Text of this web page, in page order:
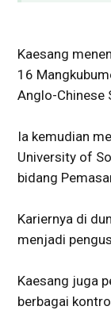
Kaesang
16
Anglo-Chinese
Ia kemudian
University of
bidang
Kariernya di
menjadi
Kaesang juga
berbagai